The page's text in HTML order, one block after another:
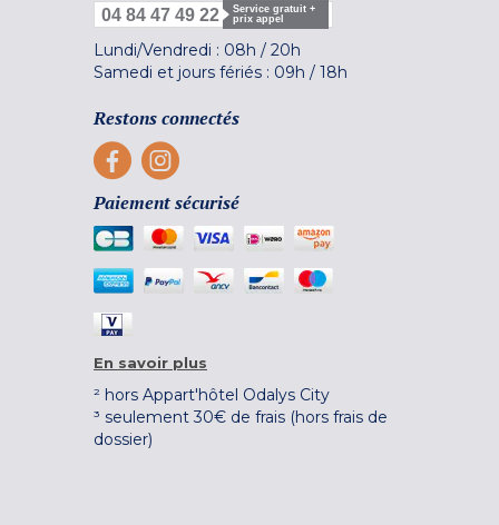
04 84 47 49 22
Service gratuit +
prix appel
Lundi/Vendredi : 08h / 20h
Samedi et jours fériés : 09h / 18h
Restons connectés
Paiement sécurisé
En savoir plus
² hors Appart'hôtel Odalys City
³ seulement 30€ de frais (hors frais de
dossier)